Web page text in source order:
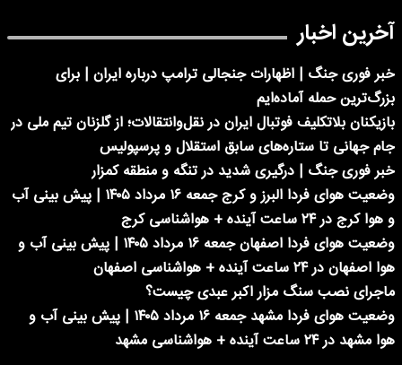
آخرین اخبار
خبر فوری جنگ | اظهارات جنجالی ترامپ درباره ایران | برای
بزرگ‌ترین حمله آماده‌ایم
بازیکنان بلاتکلیف فوتبال ایران در نقل‌وانتقالات؛ از گلزنان تیم ملی در
جام جهانی تا ستاره‌های سابق استقلال و پرسپولیس
خبر فوری جنگ | درگیری شدید در تنگه و منطقه کمزار
وضعیت هوای فردا البرز و کرج جمعه ۱۶ مرداد ۱۴۰۵ | پیش بینی آب
و هوا کرج در ۲۴ ساعت آینده + هواشناسی کرج
وضعیت هوای فردا اصفهان جمعه ۱۶ مرداد ۱۴۰۵ | پیش بینی آب و
هوا اصفهان در ۲۴ ساعت آینده + هواشناسی اصفهان
ماجرای نصب سنگ مزار اکبر عبدی چیست؟
وضعیت هوای فردا مشهد جمعه ۱۶ مرداد ۱۴۰۵ | پیش بینی آب و
هوا مشهد در ۲۴ ساعت آینده + هواشناسی مشهد